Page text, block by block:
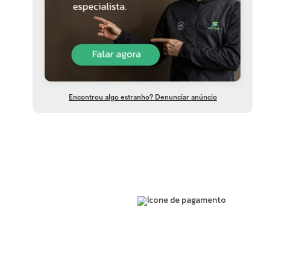
Encontrou algo estranho? Denunciar anúncio